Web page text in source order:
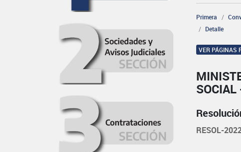
Primera
Detalle
VER PÁGINAS
SOCIAL
RESOL-